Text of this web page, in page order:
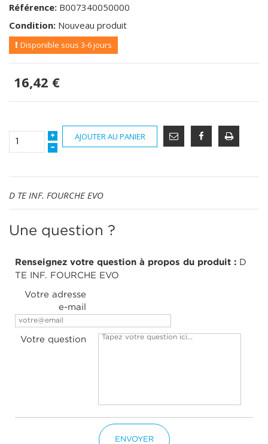
Référence: B007340050000
Condition: Nouveau produit
Disponible sous 3-6 jours
16,42 €
AJOUTER AU PANIER
D TE INF. FOURCHE EVO
Une question ?
Renseignez votre question à propos du produit : D
TE INF. FOURCHE EVO
Votre adresse
e-mail
Votre question
ENVOYER